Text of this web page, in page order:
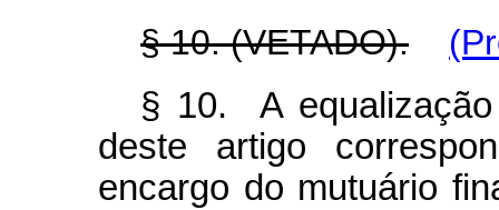
§ 10. (VETADO).
§ 10. A
deste artigo
encargo do mutuário